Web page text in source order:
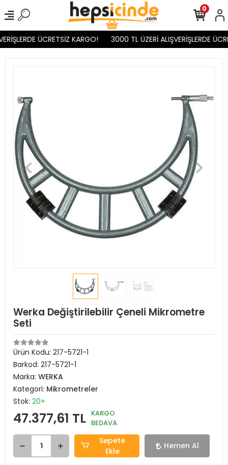
ÜCRETSİZ KARGO! 3000 TL ÜZERİ ALIŞVERİŞLERDE
0
Werka Değiştirilebilir Çeneli Mikrometre
Seti
Ürün Kodu: 217-5721-1
Barkod: 217-5721-1
Marka: WERKA
Kategori: Mikrometreler
Stok: 20+
47.377,61 TL KARGO
BEDAVA
Sepete
Ekle
Hemen Al